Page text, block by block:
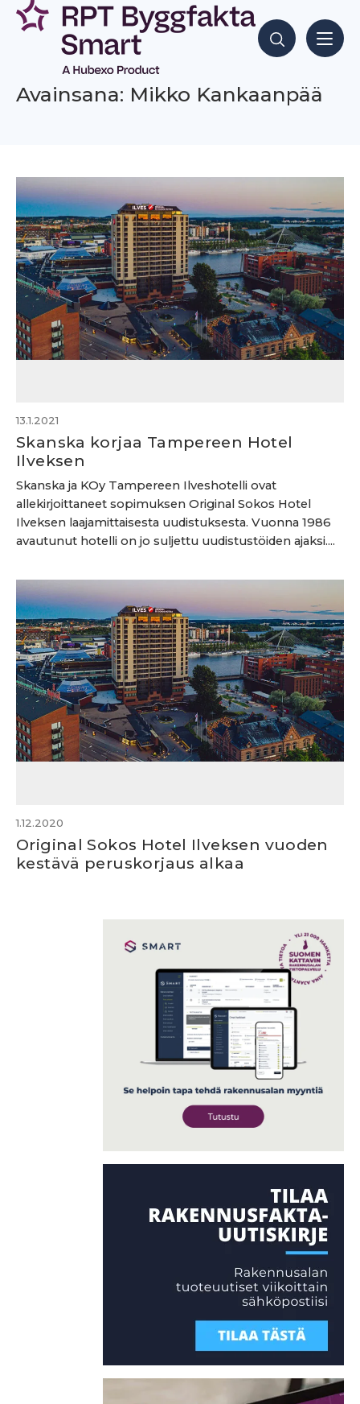
Siirry
sisältöön
Hae sisältöjä
Avainsana: Mikko Kankaanpää
13.1.2021
Skanska korjaa Tampereen Hotel
Ilveksen
Skanska ja KOy Tampereen Ilveshotelli ovat
allekirjoittaneet sopimuksen Original Sokos Hotel
Ilveksen laajamittaisesta uudistuksesta. Vuonna 1986
avautunut hotelli on jo suljettu uudistustöiden ajaksi....
1.12.2020
Original Sokos Hotel Ilveksen vuoden
kestävä peruskorjaus alkaa